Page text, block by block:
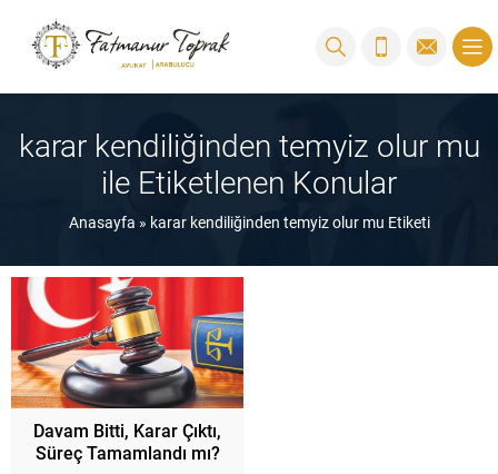
karar kendiliğinden temyiz olur mu
ile Etiketlenen Konular
Anasayfa » karar kendiliğinden temyiz olur mu Etiketi
Davam Bitti, Karar Çıktı,
Süreç Tamamlandı mı?